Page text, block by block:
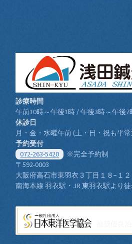
診療時間
午前10時～午後1時 / 午後3時～午後7
休診日
月・金・水曜午前 (土・日・祝も平
予約受付
072-263-5420
※完全予約制
〒592-0003
大阪府高石市東羽衣３丁目１８−１２
南海本線 羽衣駅・JR 東羽衣駅より